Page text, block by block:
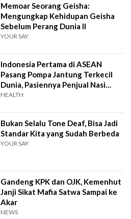
Memoar Seorang Geisha:
Mengungkap Kehidupan Geisha
Sebelum Perang Dunia II
YOUR SAY
Indonesia Pertama di ASEAN
Pasang Pompa Jantung Terkecil
Dunia, Pasiennya Penjual Nasi
Uduk
HEALTH
Bukan Selalu Tone Deaf, Bisa Jadi
Standar Kita yang Sudah Berbeda
YOUR SAY
Gandeng KPK dan OJK, Kemenhut
Janji Sikat Mafia Satwa Sampai ke
Akar
NEWS